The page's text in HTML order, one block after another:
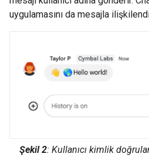
uygulamasını da mesajla
Şekil 2: Kullanıcı kimlik